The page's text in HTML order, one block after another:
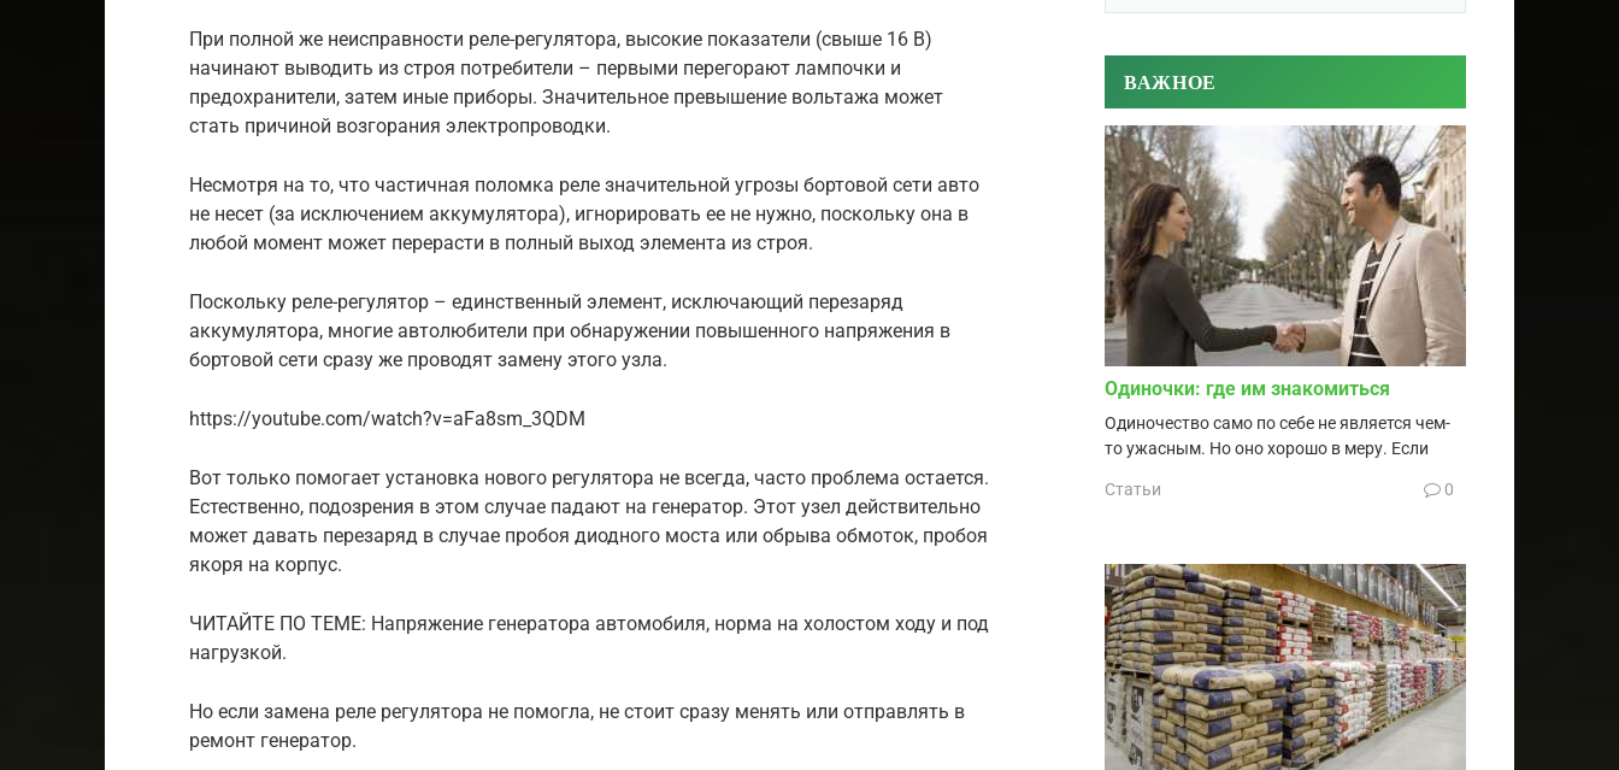
При полной же неисправности реле-регулятора, высокие показатели (свыше 16 В)
начинают выводить из строя потребители – первыми перегорают лампочки и
предохранители, затем иные приборы. Значительное превышение вольтажа может
стать причиной возгорания электропроводки.
Несмотря на то, что частичная поломка реле значительной угрозы бортовой сети авто
не несет (за исключением аккумулятора), игнорировать ее не нужно, поскольку она в
любой момент может перерасти в полный выход элемента из строя.
Поскольку реле-регулятор – единственный элемент, исключающий перезаряд
аккумулятора, многие автолюбители при обнаружении повышенного напряжения в
бортовой сети сразу же проводят замену этого узла.
https://youtube.com/watch?v=aFa8sm_3QDM
Вот только помогает установка нового регулятора не всегда, часто проблема остается.
Естественно, подозрения в этом случае падают на генератор. Этот узел действительно
может давать перезаряд в случае пробоя диодного моста или обрыва обмоток, пробоя
якоря на корпус.
ЧИТАЙТЕ ПО ТЕМЕ: Напряжение генератора автомобиля, норма на холостом ходу и под
нагрузкой.
Но если замена реле регулятора не помогла, не стоит сразу менять или отправлять в
ремонт генератор.
ВАЖНОЕ
Одиночки: где им знакомиться
Одиночество само по себе не является чем-
то ужасным. Но оно хорошо в меру. Если
Статьи 0